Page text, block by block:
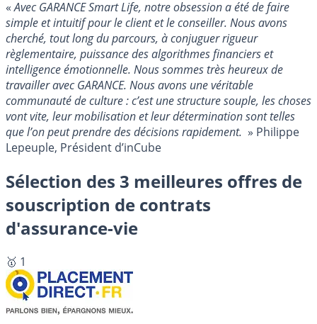
«Avec GARANCE Smart Life, notre obsession a été de faire
simple et intuitif pour le client et le conseiller. Nous avons
cherché, tout long du parcours, à conjuguer rigueur
règlementaire, puissance des algorithmes financiers et
intelligence émotionnelle. Nous sommes très heureux de
travailler avec GARANCE. Nous avons une véritable
communauté de culture : c’est une structure souple, les choses
vont vite, leur mobilisation et leur détermination sont telles
que l’on peut prendre des décisions rapidement. » Philippe
Lepeuple, Président d’inCube
Sélection des 3 meilleures offres de
souscription de contrats
d'assurance-vie
🥇 1